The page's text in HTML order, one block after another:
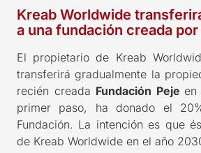
Kreab Worldwide
a una fundación creada
El propietario de Kreab
transferirá gradualmente la
recién creada Fundación Peje en
primer paso, ha donado el
Fundación. La intención es que
de Kreab Worldwide en el año